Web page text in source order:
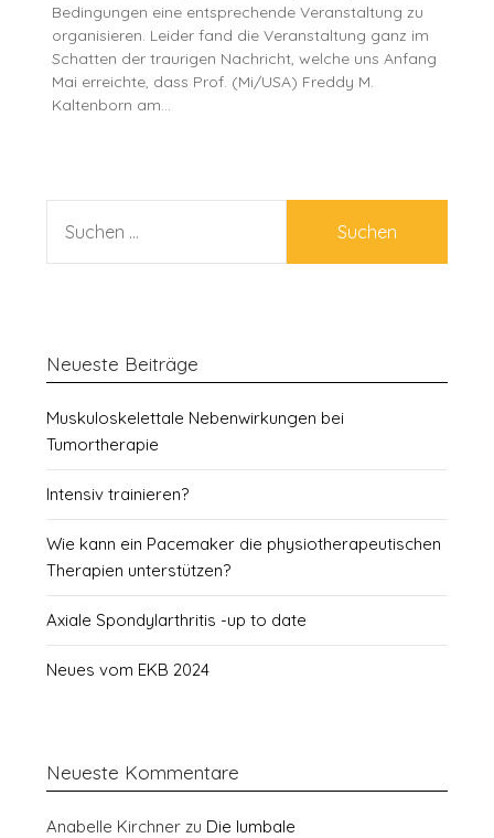
Bedingungen eine entsprechende Veranstaltung zu
organisieren. Leider fand die Veranstaltung ganz im
Schatten der traurigen Nachricht, welche uns Anfang
Mai erreichte, dass Prof. (Mi/USA) Freddy M.
Kaltenborn am…
NACH:
Neueste Beiträge
Muskuloskelettale Nebenwirkungen bei
Tumortherapie
Intensiv trainieren?
Wie kann ein Pacemaker die physiotherapeutischen
Therapien unterstützen?
Axiale Spondylarthritis -up to date
Neues vom EKB 2024
Neueste Kommentare
Anabelle Kirchner zu Die lumbale